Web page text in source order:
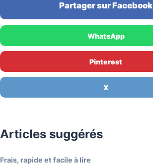
Partager sur Facebook
WhatsApp
Pinterest
X
Articles suggérés
Frais, rapide et facile à lire